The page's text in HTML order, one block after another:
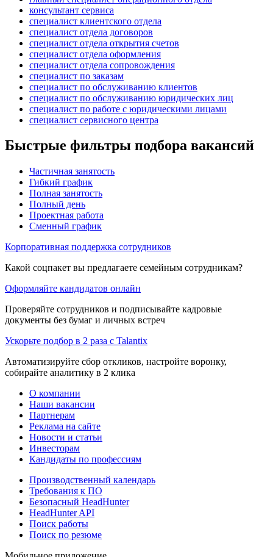
консультант сервиса
специалист клиентского отдела
специалист отдела договоров
специалист отдела открытия счетов
специалист отдела оформления
специалист отдела сопровождения
специалист по заказам
специалист по обслуживанию клиентов
специалист по обслуживанию юридических лиц
специалист по работе с юридическими лицами
специалист сервисного центра
Быстрые фильтры подбора вакансий
Частичная занятость
Гибкий график
Полная занятость
Полный день
Проектная работа
Сменный график
Корпоративная поддержка сотрудников
Какой соцпакет вы предлагаете семейным сотрудникам?
Оформляйте кандидатов онлайн
Проверяйте сотрудников и подписывайте кадровые
документы без бумаг и личных встреч
Ускорьте подбор в 2 раза с Talantix
Автоматизируйте сбор откликов, настройте воронку,
собирайте аналитику в 2 клика
О компании
Наши вакансии
Партнерам
Реклама на сайте
Новости и статьи
Инвесторам
Кандидаты по профессиям
Производственный календарь
Требования к ПО
Безопасный HeadHunter
HeadHunter API
Поиск работы
Поиск по резюме